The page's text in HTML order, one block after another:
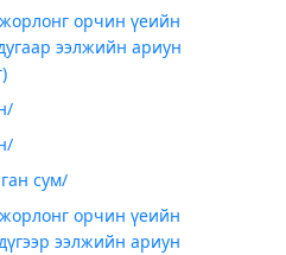
орчин үеийн
ээлжийн ариун
сум/
орчин үеийн
ээлжийн ариун